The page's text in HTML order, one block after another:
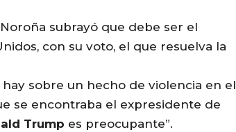
subrayó que debe ser el
con su voto, el que resuelva la
sobre un hecho de violencia en el
se encontraba el expresidente de
Trump es preocupante”.